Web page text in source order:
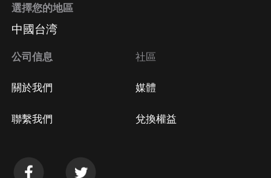
選擇您的地區
中國台湾
公司信息
關於我們
聯繫我們
社區
媒體
兌換權益